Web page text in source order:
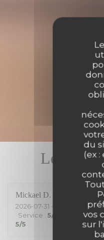
du
(ex
vos
sur
Les avis
Mickael D
2026-07-31 - 21:00 -
Service : 5/5 Ambiance: 3
5/5